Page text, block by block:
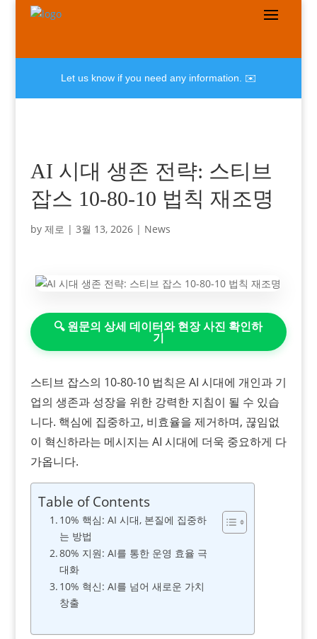
Let us know if you need any information. ✉️
AI 시대 생존 전략: 스티브
잡스 10-80-10 법칙 재조명
by 제로 | 3월 13, 2026| News
🔍 원문의 상세 데이터와 현장 사진 확인하
기
스티브 잡스의 10-80-10 법칙은 AI 시대에 개인과 기
업의 생존과 성장을 위한 강력한 지침이 될 수 있습
니다. 핵심에 집중하고, 비효율을 제거하며, 끊임없
이 혁신하라는 메시지는 AI 시대에 더욱 중요하게 다
가옵니다.
Table of Contents
10% 핵심: AI 시대, 본질에 집중하
는 방법
80% 지원: AI를 통한 운영 효율 극
대화
10% 혁신: AI를 넘어 새로운 가치
창출